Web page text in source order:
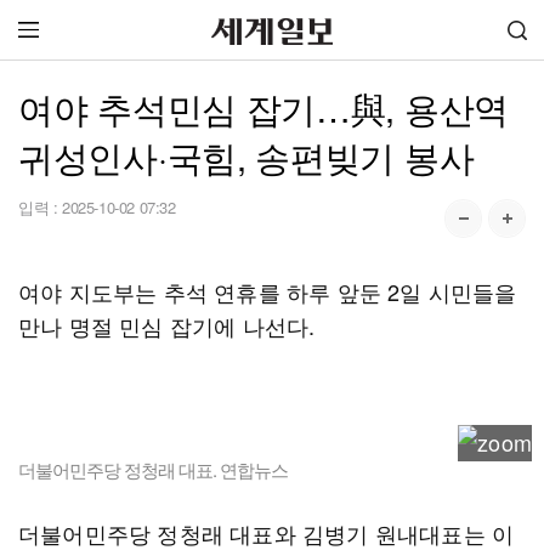
여야 추석민심 잡기…與, 용산역
귀성인사·국힘, 송편빚기 봉사
입력 : 2025-10-02 07:32
여야 지도부는 추석 연휴를 하루 앞둔 2일 시민들을
만나 명절 민심 잡기에 나선다.
더불어민주당 정청래 대표. 연합뉴스
더불어민주당 정청래 대표와 김병기 원내대표는 이